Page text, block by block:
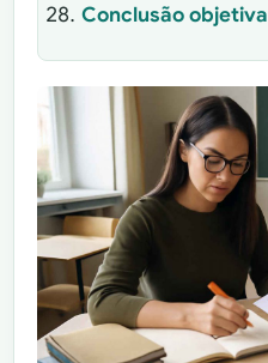
Conclusão objetiva